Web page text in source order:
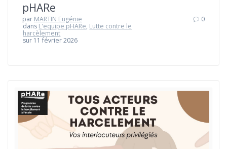
pHARe
par MARTIN Eugénie
dans L'equipe pHARe, Lutte contre le
harcèlement
sur 11 février 2026
0